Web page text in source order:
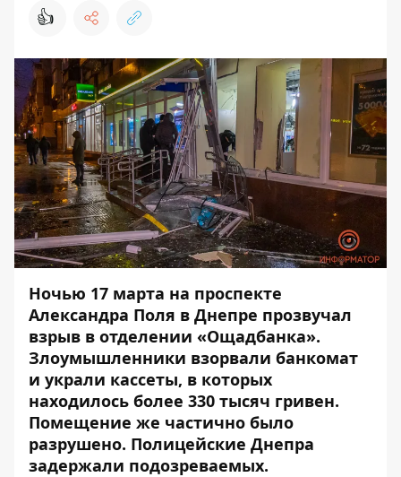
👍
Ночью 17 марта на проспекте
Александра Поля в Днепре прозвучал
взрыв в отделении «Ощадбанка».
Злоумышленники взорвали банкомат
и украли кассеты, в которых
находилось более 330 тысяч гривен.
Помещение же частично было
разрушено. Полицейские Днепра
задержали подозреваемых.